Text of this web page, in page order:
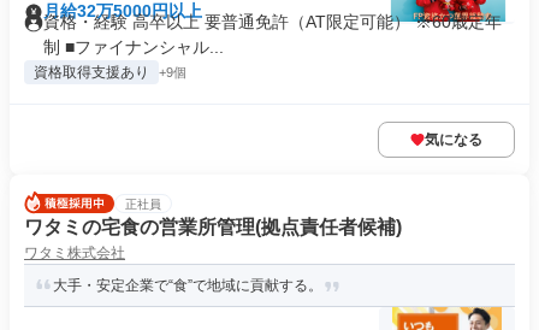
月給32万5000円以上
資格・経験 高卒以上 要普通免許（AT限定可能） ※60歳定年
制 ■ファイナンシャル...
資格取得支援あり +9個
気になる
正社員
ワタミの宅食の営業所管理(拠点責任者候補)
ワタミ株式会社
大手・安定企業で“食”で地域に貢献する。